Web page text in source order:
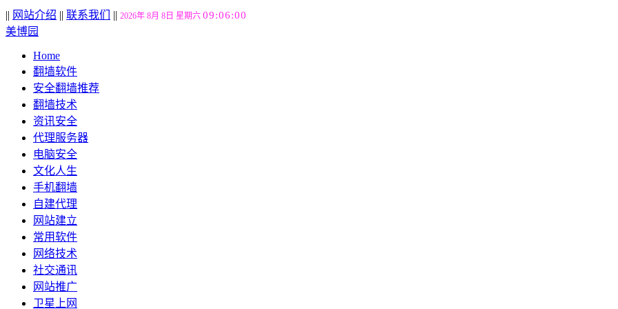
|| 网站介绍 || 联系我们 || 2026年 8月 8日 星期六 09:06:01
美博园
Home
翻墙软件
安全翻墙推荐
翻墙技术
资讯安全
代理服务器
电脑安全
文化人生
手机翻墙
自建代理
网站建立
常用软件
网络技术
社交通讯
网站推广
卫星上网